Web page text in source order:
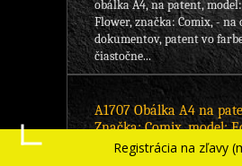
obálka A4, na patent,
Flower, značka: Comix, - na
dokumentov, patent vo
čiastočne...
A1707 Obálka A4 na
Značka: Comix, model:
formát A4,
POTREBY
Registrácia na zľavy